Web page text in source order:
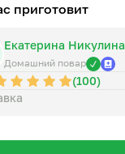
приготовит
Екатерина Никулина
Домашний повар
(100)